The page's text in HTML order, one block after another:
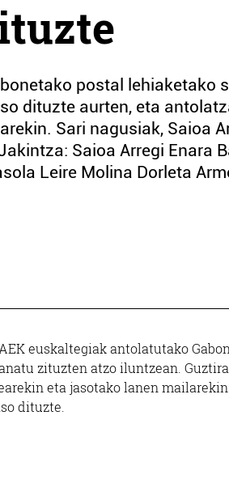
postal lehiaketako
dituzte aurten, eta
Sari nagusiak, Saioa
Saioa Arregi Enara
Leire Molina Dorleta
euskaltegiak antolatutako
zituzten atzo iluntzean.
eta jasotako lanen
dituzte.